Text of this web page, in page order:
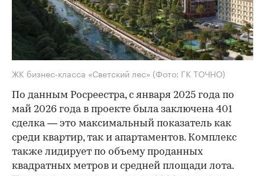
ЖК бизнес-класса «Светский лес» (Фото: ГК ТОЧНО)
По данным Росреестра, с января 2025 года по
май 2026 года в проекте была заключена 401
сделка — это максимальный показатель как
среди квартир, так и апартаментов. Комплекс
также лидирует по объему проданных
квадратных метров и средней площади лота.